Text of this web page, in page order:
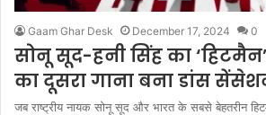
Gaam Ghar Desk December 17, 2024 0
सोनू सूद-हनी सिंह का
का दूसरा गाना बना डांस
जब राष्ट्रीय नायक सोनू सूद और भारत के सबसे बेहतरीन